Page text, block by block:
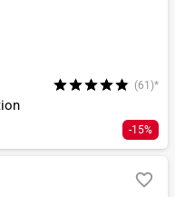
(61)*
-15%